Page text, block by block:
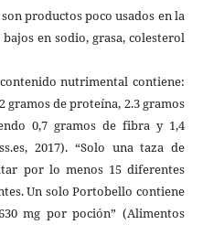
productos poco usados en la
en sodio, grasa, colesterol
nutrimental contiene:
gramos de proteína, 2.3 gramos
0,7 gramos de fibra y 1,4
2017). “Solo una taza de
por lo menos 15 diferentes
Un solo Portobello contiene
mg por poción” (Alimentos